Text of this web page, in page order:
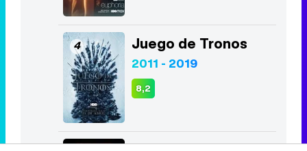
4 Juego de Tronos
2011 - 2019
8,2